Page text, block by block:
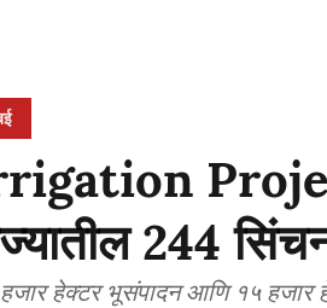
244
हेक्टर भूसंपादन आणि १५ हजार